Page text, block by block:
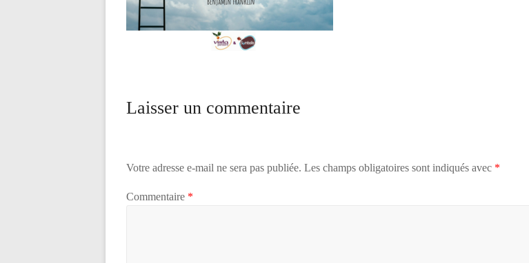
Laisser un commentaire
Votre adresse e-mail ne sera pas publiée. Les champs obligatoires sont indiqués avec *
Commentaire *